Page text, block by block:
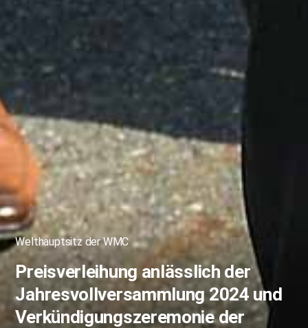
Welthauptsitz der WMC
Preisverleihung anlässlich der
Jahresvollversammlung 2024 und
Verkündigungszeremonie der